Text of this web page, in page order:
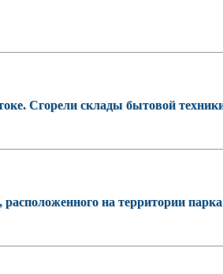
Сгорели склады бытовой
на территории